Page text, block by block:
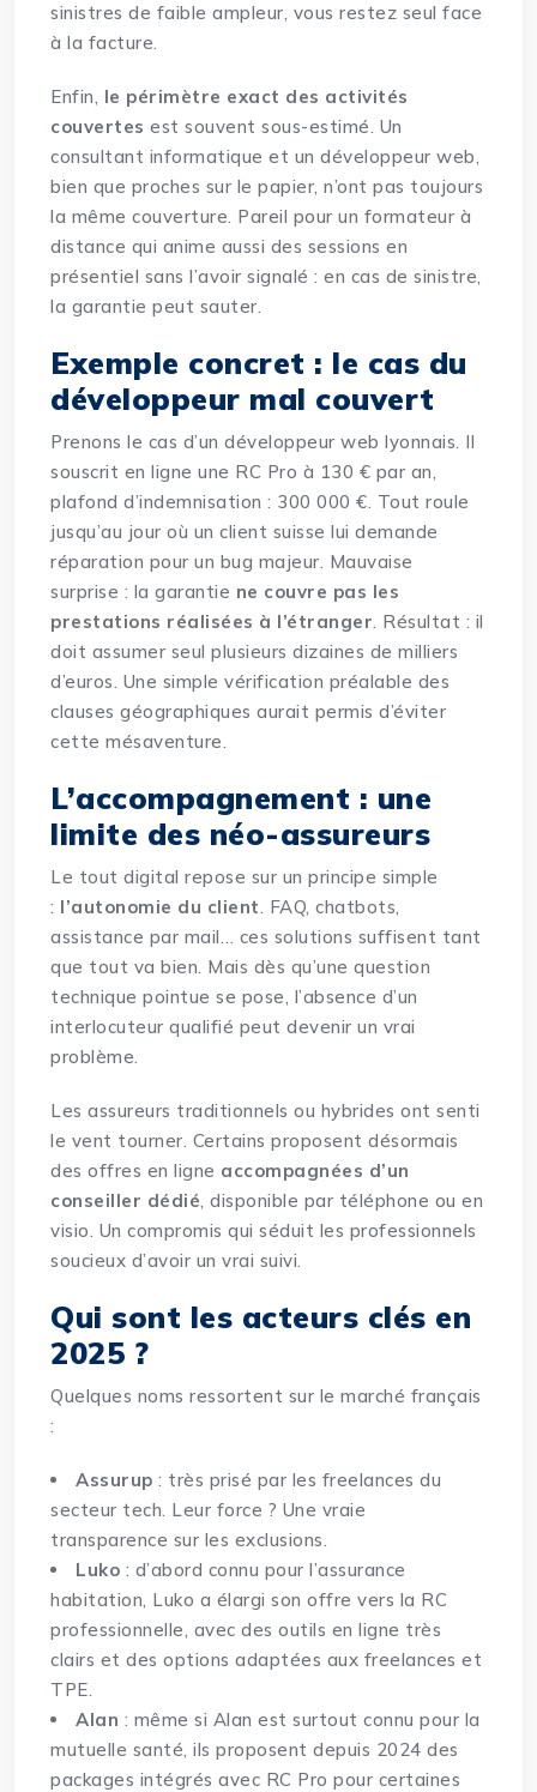
sinistres de faible ampleur, vous restez seul face
à la facture.
Enfin, le périmètre exact des activités
couvertes est souvent sous-estimé. Un
consultant informatique et un développeur web,
bien que proches sur le papier, n’ont pas toujours
la même couverture. Pareil pour un formateur à
distance qui anime aussi des sessions en
présentiel sans l’avoir signalé : en cas de sinistre,
la garantie peut sauter.
Exemple concret : le cas du
développeur mal couvert
Prenons le cas d’un développeur web lyonnais. Il
souscrit en ligne une RC Pro à 130 € par an,
plafond d’indemnisation : 300 000 €. Tout roule
jusqu’au jour où un client suisse lui demande
réparation pour un bug majeur. Mauvaise
surprise : la garantie ne couvre pas les
prestations réalisées à l’étranger. Résultat : il
doit assumer seul plusieurs dizaines de milliers
d’euros. Une simple vérification préalable des
clauses géographiques aurait permis d’éviter
cette mésaventure.
L’accompagnement : une
limite des néo-assureurs
Le tout digital repose sur un principe simple
: l’autonomie du client. FAQ, chatbots,
assistance par mail… ces solutions suffisent tant
que tout va bien. Mais dès qu’une question
technique pointue se pose, l’absence d’un
interlocuteur qualifié peut devenir un vrai
problème.
Les assureurs traditionnels ou hybrides ont senti
le vent tourner. Certains proposent désormais
des offres en ligne accompagnées d’un
conseiller dédié, disponible par téléphone ou en
visio. Un compromis qui séduit les professionnels
soucieux d’avoir un vrai suivi.
Qui sont les acteurs clés en
2025 ?
Quelques noms ressortent sur le marché français
:
Assurup : très prisé par les freelances du
secteur tech. Leur force ? Une vraie
transparence sur les exclusions.
Luko : d’abord connu pour l’assurance
habitation, Luko a élargi son offre vers la RC
professionnelle, avec des outils en ligne très
clairs et des options adaptées aux freelances et
TPE.
Alan : même si Alan est surtout connu pour la
mutuelle santé, ils proposent depuis 2024 des
packages intégrés avec RC Pro pour certaines